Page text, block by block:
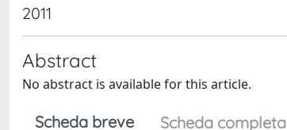
2011
Abstract
No abstract is available for this article.
Scheda breve Scheda completa